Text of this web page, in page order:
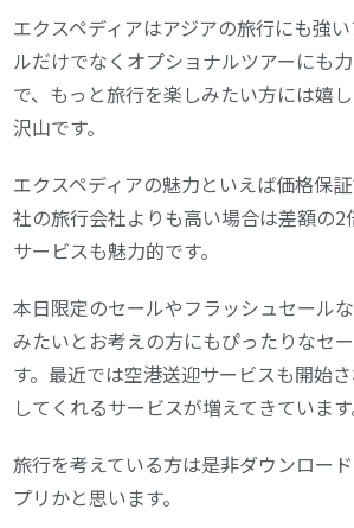
エクスペディアはアジアの旅行にも強
ルだけでなくオプショナルツアーにも
で、もっと旅行を楽しみたい方には嬉
沢山です。
エクスペディアの魅力といえば価格保
社の旅行会社よりも高い場合は差額の2
サービスも魅力的です。
本日限定のセールやフラッシュセール
みたいとお考えの方にもぴったりなセ
す。最近では空港送迎サービスも開始
してくれるサービスが増えてきています
旅行を考えている方は是非ダウンロー
プリかと思います。